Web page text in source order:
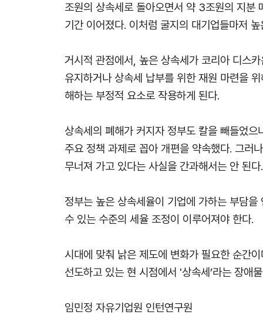
조원의 상속세로 돌아오면서 약 3조원의 지
기간 이어졌다. 이처럼 굴지의 대기업들마저
거시적 관점에서, 높은 상속세가 코리아 디스
유지하거나 상속세 납부를 위한 재원 마련을
해하는 부정적 요소로 작용하게 된다.
상속세의 폐해가 커지자 정부도 칼을 빼들었
주요 정책 과제로 꼽아 개편을 약속했다. 그러
무너져 가고 있다는 사실을 간과해서는 안 된다.
정부는 높은 상속세율이 기업에 가하는 부담
수 있는 수준의 세율 조정이 이루어져야 한다.
시대에 맞춰 낡은 제도에 변화가 필요한 순간
선도하고 있는 현 시점에서 '상속세’라는 장애
임민정 자유기업원 인턴연구원